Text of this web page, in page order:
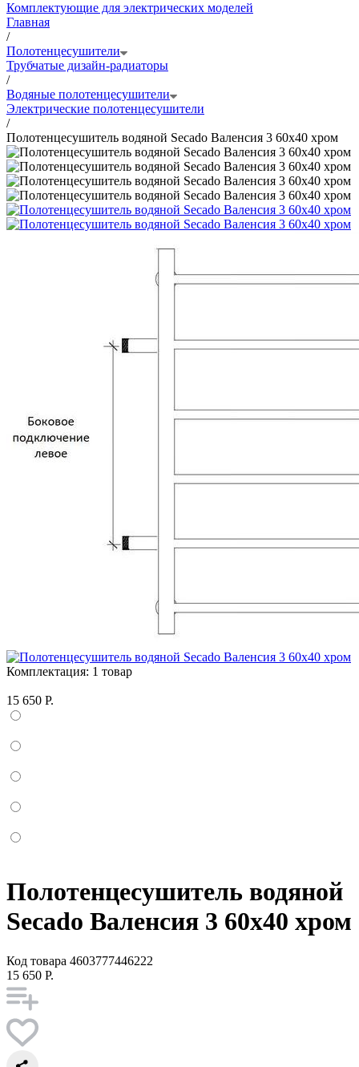
Комплектующие для электрических моделей
Главная
/
Полотенцесушители
Трубчатые дизайн-радиаторы
/
Водяные полотенцесушители
Электрические полотенцесушители
/
Полотенцесушитель водяной Secado Валенсия 3 60x40 хром
Комплектация: 1 товар
15 650 Р.
Полотенцесушитель водяной
Secado Валенсия 3 60x40 хром
Код товара 4603777446222
15 650 Р.